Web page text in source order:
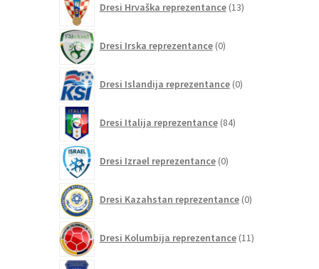
Dresi Hrvaška reprezentance 13izdelkov
Dresi Irska reprezentance 0izdelkov
Dresi Islandija reprezentance 0izdelkov
Dresi Italija reprezentance 84izdelkov
Dresi Izrael reprezentance 0izdelkov
Dresi Kazahstan reprezentance 0izdelkov
Dresi Kolumbija reprezentance 11izdelkov